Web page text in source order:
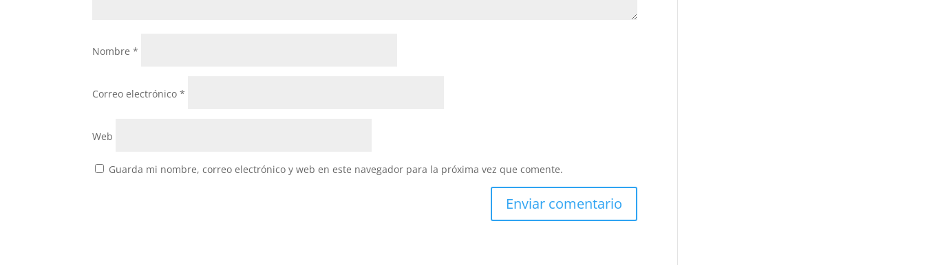
Nombre*
Correo electrónico*
Web
Guarda mi nombre, correo electrónico y web en este navegador para la próxima vez que comente.